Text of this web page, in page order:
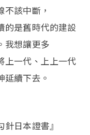
該中斷，
的是舊時代的建設
我想讓更多
上一代、上上一代
續下去。
日本證書』